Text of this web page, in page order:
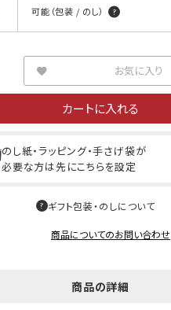
可能（包装 / のし）
お気に入り
カートに入れる
のし紙・ラッピング・手さげ袋が
必要な方は先にこちらを設定
ギフト包装・のしについて
商品についてのお問い合わせ
商品の詳細